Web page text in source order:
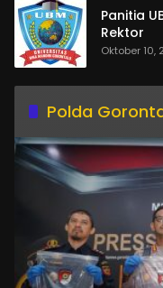
Panitia
Rektor
Oktober 10,
Polda